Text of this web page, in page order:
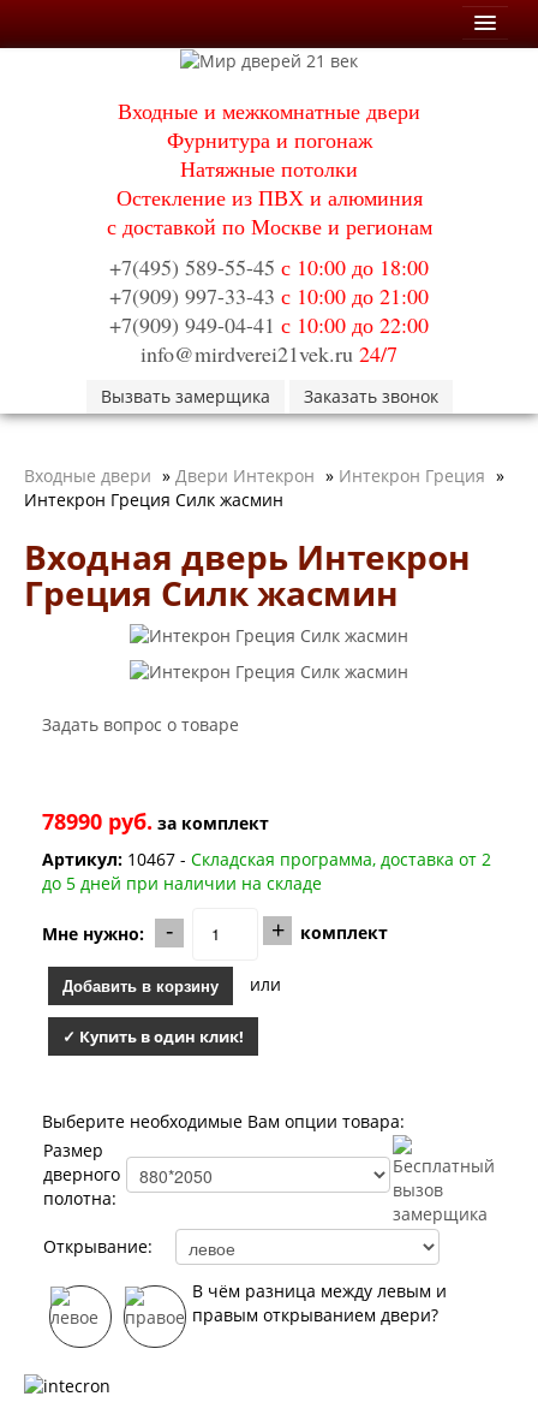
Входные двери
Двери с терморазрывом для улицы
Двери Бункер
Двери Лекс
Двери Термодор
Арктика
Стайл
Термо
Флагман
Электрозамок Смарт
Заводские двери
Лабиринт Аляска Лайт
Лабиринт Арт
Лабиринт Атлантик
Лабиринт Бетон
Лабиринт Верса
Лабиринт Версаль
Лабиринт Дверь двойная тамбурная под заказ
Лабиринт Карбон
Лабиринт Кармина
Лабиринт Классик Антик медный
Лабиринт Классик Шагрень
Лабиринт Кредор
Лабиринт Лаб Про
Лабиринт Лайн Вайт
Лабиринт Леолаб
Лабиринт Лондон
Лабиринт Лофт
Лабиринт Нью Йорк
Лабиринт Пиано
Лабиринт Пиано Смарт 2.0
Лабиринт Полярис лайт
Лабиринт Роял
Лабиринт Сильвер
Лабиринт Сияна
Лабиринт Скайлаб
Входные и межкомнатные двери
Фурнитура и погонаж
Натяжные потолки
Остекление из ПВХ и алюминия
с доставкой по Москве и регионам
+7(495) 589-55-45 с 10:00 до 18:00
+7(909) 997-33-43 с 10:00 до 21:00
+7(909) 949-04-41 с 10:00 до 22:00
info@mirdverei21vek.ru 24/7
Вызвать замерщика Заказать звонок
Входные двери » Двери Интекрон » Интекрон Греция »
Интекрон Греция Силк жасмин
Входная дверь Интекрон
Греция Силк жасмин
Задать вопрос о товаре
78990 руб. за комплект
Артикул: 10467 - Складская программа, доставка от 2
до 5 дней при наличии на складе
Мне нужно: - + комплект
Добавить в корзину или
✓ Купить в один клик!
Выберите необходимые Вам опции товара:
Размер
дверного
полотна:
Открывание:
В чём разница между левым и
правым открыванием двери?